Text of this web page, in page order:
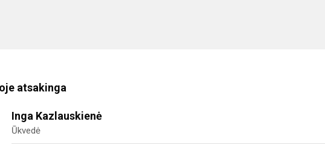
atsakinga
Inga Kazlauskienė
Ūkvedė